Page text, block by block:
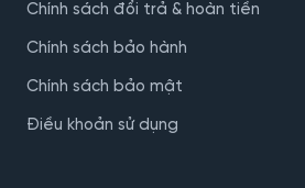
Chính sách đổi trả & hoàn tiền
Chính sách bảo hành
Chính sách bảo mật
Điều khoản sử dụng